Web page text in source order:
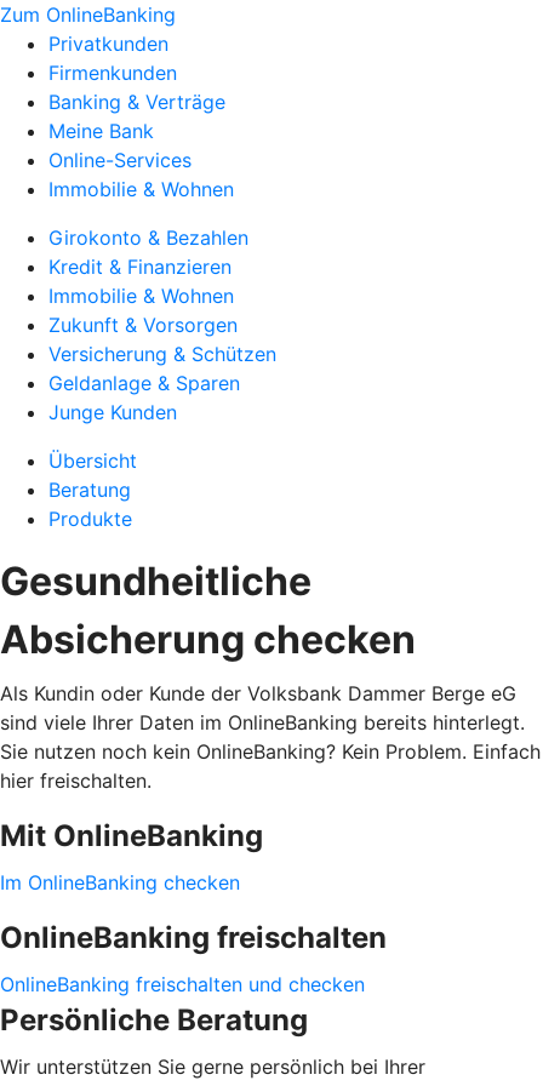
Zum OnlineBanking
Privatkunden
Firmenkunden
Banking & Verträge
Meine Bank
Online-Services
Immobilie & Wohnen
Girokonto & Bezahlen
Kredit & Finanzieren
Immobilie & Wohnen
Zukunft & Vorsorgen
Versicherung & Schützen
Geldanlage & Sparen
Junge Kunden
Übersicht
Beratung
Produkte
Gesundheitliche
Absicherung checken
Als Kundin oder Kunde der Volksbank Dammer Berge eG
sind viele Ihrer Daten im OnlineBanking bereits hinterlegt.
Sie nutzen noch kein OnlineBanking? Kein Problem. Einfach
hier freischalten.
Mit OnlineBanking
Im OnlineBanking checken
OnlineBanking freischalten
OnlineBanking freischalten und checken
Persönliche Beratung
Wir unterstützen Sie gerne persönlich bei Ihrer